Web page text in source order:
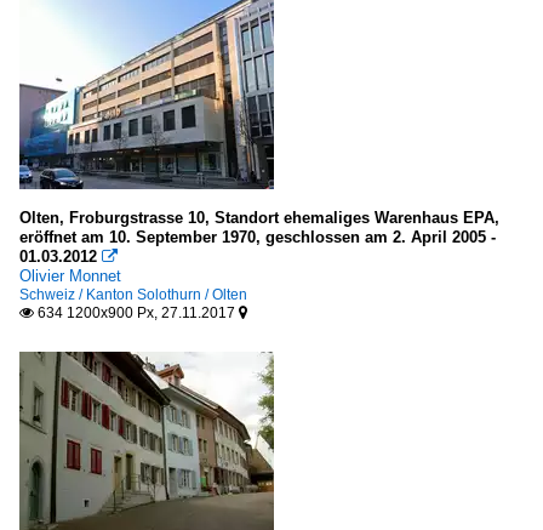
Olten, Froburgstrasse 10, Standort ehemaliges Warenhaus EPA,
eröffnet am 10. September 1970, geschlossen am 2. April 2005 -
01.03.2012 
Olivier Monnet
Schweiz / Kanton Solothurn / Olten
 634 1200x900 Px, 27.11.2017 